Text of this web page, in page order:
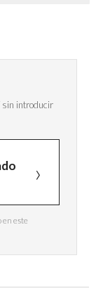
sin introducir
este